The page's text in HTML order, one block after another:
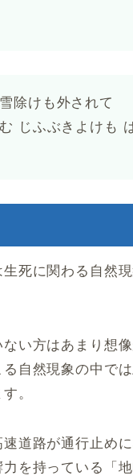
除けも外されて
じふぶきよけも
死に関わる自然現
い方はあまり想
自然現象の中で
。
道路が通行止め
力を持っている「